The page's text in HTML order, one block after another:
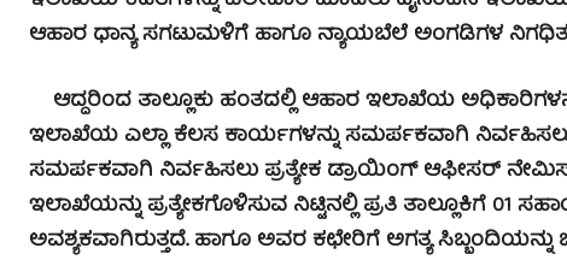
ಆಹಾರ ಧಾನ್ಯ ಸಗಟುಮಳಿಗೆ ಹಾಗೂ ನ್ಯಾಯಬೆಲೆ ಅಂಗಡಿಗಳ ನಿಗಧಿತ
ಆದ್ದರಿಂದ ತಾಲ್ಲೂಕು ಹಂತದಲ್ಲಿ ಆಹಾರ ಇಲಾಖೆಯ
ಇಲಾಖೆಯ ಎಲ್ಲಾ ಕೆಲಸ ಕಾರ್ಯಗಳನ್ನು ಸಮರ್ಪಕವಾಗಿ ನಿರ್ವಹಿಸಲು
ಸಮರ್ಪಕವಾಗಿ ನಿರ್ವಹಿಸಲು ಪ್ರತ್ಯೇಕ ಡ್ರಾಯಿಂಗ್ ಆಫೀಸರ್‌
ಇಲಾಖೆಯನ್ನು ಪ್ರತ್ಯೇಕಗೊಳಿಸುವ ನಿಟ್ಟಿನಲ್ಲಿ ಪ್ರತಿ ತಾಲ್ಲೂಕಿಗೆ 01
ಅವಶ್ಯಕವಾಗಿರುತ್ತದೆ. ಹಾಗೂ ಅವರ ಕಛೇರಿಗೆ ಅಗತ್ಯ ಸಿಬ್ಬಂದಿಯನ್ನು